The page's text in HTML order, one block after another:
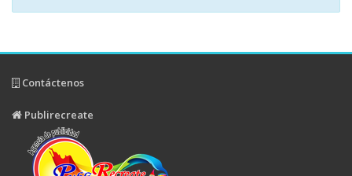
Contáctenos
Publirecreate